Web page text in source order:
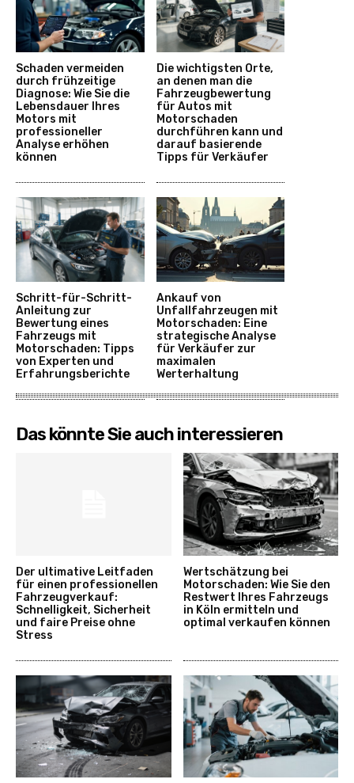
Schaden vermeiden
durch frühzeitige
Diagnose: Wie Sie die
Lebensdauer Ihres
Motors mit
professioneller
Analyse erhöhen
können
Die wichtigsten Orte,
an denen man die
Fahrzeugbewertung
für Autos mit
Motorschaden
durchführen kann und
darauf basierende
Tipps für Verkäufer
Schritt-für-Schritt-
Anleitung zur
Bewertung eines
Fahrzeugs mit
Motorschaden: Tipps
von Experten und
Erfahrungsberichte
Ankauf von
Unfallfahrzeugen mit
Motorschaden: Eine
strategische Analyse
für Verkäufer zur
maximalen
Werterhaltung
Das könnte Sie auch interessieren
Der ultimative Leitfaden
für einen professionellen
Fahrzeugverkauf:
Schnelligkeit, Sicherheit
und faire Preise ohne
Stress
Wertschätzung bei
Motorschaden: Wie Sie den
Restwert Ihres Fahrzeugs
in Köln ermitteln und
optimal verkaufen können